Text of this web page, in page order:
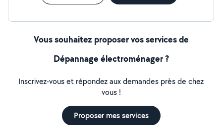
Vous souhaitez proposer vos services de
Dépannage électroménager ?
Inscrivez-vous et répondez aux demandes près de chez
vous !
Proposer mes services